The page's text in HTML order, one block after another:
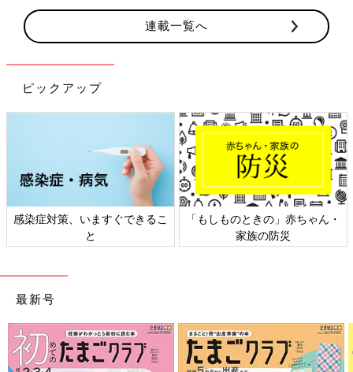
連載一覧へ
ピックアップ
感染症対策、いますぐできるこ
と
「もしものときの」赤ちゃん・
家族の防災
最新号